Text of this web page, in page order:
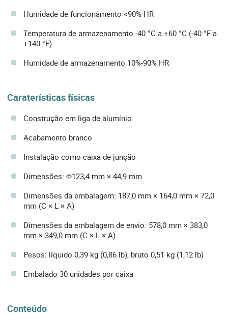
Humidade de funcionamento <90% HR
Temperatura de armazenamento -40 °C a +60 °C (-40 °F a
+140 °F)
Humidade de armazenamento 10%-90% HR
Caraterísticas físicas
Construção em liga de alumínio
Acabamento branco
Instalação como caixa de junção
Dimensões: Φ123,4 mm × 44,9 mm
Dimensões da embalagem: 187,0 mm × 164,0 mm × 72,0
mm (C × L × A)
Dimensões da embalagem de envio: 578,0 mm × 383,0
mm × 349,0 mm (C × L × A)
Pesos: líquido 0,39 kg (0,86 lb), bruto 0,51 kg (1,12 lb)
Embalado 30 unidades por caixa
Conteúdo